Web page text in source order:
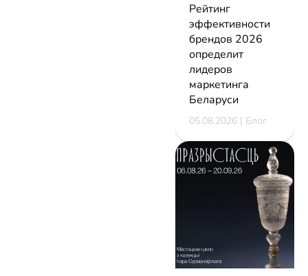
Рейтинг
эффективности
брендов 2026
определит
лидеров
маркетинга
Беларуси
05.08.2026 | Блог